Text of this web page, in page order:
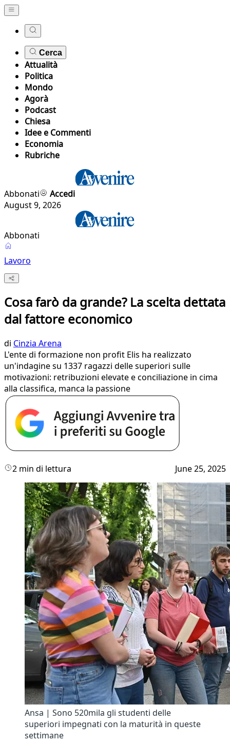
Cerca
Attualità
Politica
Mondo
Agorà
Podcast
Chiesa
Idee e Commenti
Economia
Rubriche
Abbonati
Accedi
August 9, 2026
Abbonati
Lavoro
Cosa farò da grande? La scelta dettata
dal fattore economico
di Cinzia Arena
L'ente di formazione non profit Elis ha realizzato
un'indagine su 1337 ragazzi delle superiori sulle
motivazioni: retribuzioni elevate e conciliazione in cima
alla classifica, manca la passione
2 min di lettura June 25, 2025
Ansa | Sono 520mila gli studenti delle
superiori impegnati con la maturità in queste
settimane